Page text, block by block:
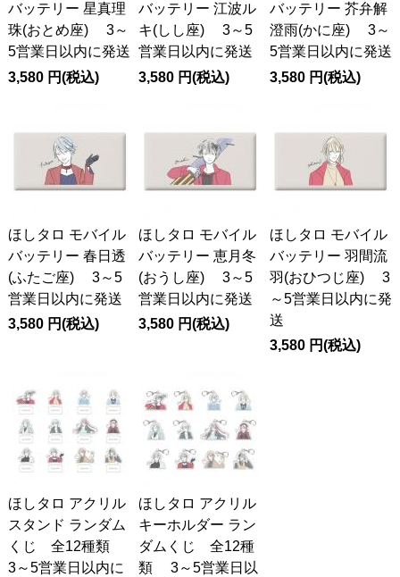
バッテリー 星真理
珠(おとめ座) 3～
5営業日以内に発送
3,580円(税込)
バッテリー 江波ル
キ(しし座) 3～5
営業日以内に発送
3,580 円(税込)
バッテリー 芥弁解
澄雨(かに座) 3～
5営業日以内に発送
3,580円(税込)
ほしタロ モバイル
バッテリー 春日透
(ふたご座) 3～5
営業日以内に発送
3,580円(税込)
ほしタロ モバイル
バッテリー 恵月冬
(おうし座) 3～5
営業日以内に発送
3,580 円(税込)
ほしタロ モバイル
バッテリー 羽間流
羽(おひつじ座) 3
～5営業日以内に発
送
3,580円(税込)
ほしタロ アクリル
スタンド ランダム
くじ 全12種類
3～5営業日以内に
ほしタロ アクリル
キーホルダー ラン
ダムくじ 全12種
類 3～5営業日以